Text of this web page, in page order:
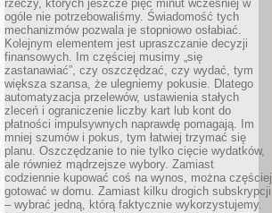
rzeczy, których jeszcze pięć minut wcześniej w
ogóle nie potrzebowaliśmy. Świadomość tych
mechanizmów pozwala je stopniowo osłabiać.
Kolejnym elementem jest upraszczanie decyzji
finansowych. Im częściej musimy „się
zastanawiać”, czy oszczędzać, czy wydać, tym
większa szansa, że ulegniemy pokusie. Dlatego
automatyzacja przelewów, ustawienia stałych
zleceń i ograniczenie liczby kart lub kont do
płatności impulsywnych naprawdę pomagają. Im
mniej szumów i pokus, tym łatwiej trzymać się
planu. Oszczędzanie to nie tylko cięcie wydatków,
ale również mądrzejsze wybory. Zamiast
codziennie kupować coś na wynos, można częściej
gotować w domu. Zamiast kilku drogich subskrypcji
– wybrać jedną, którą faktycznie wykorzystujemy.